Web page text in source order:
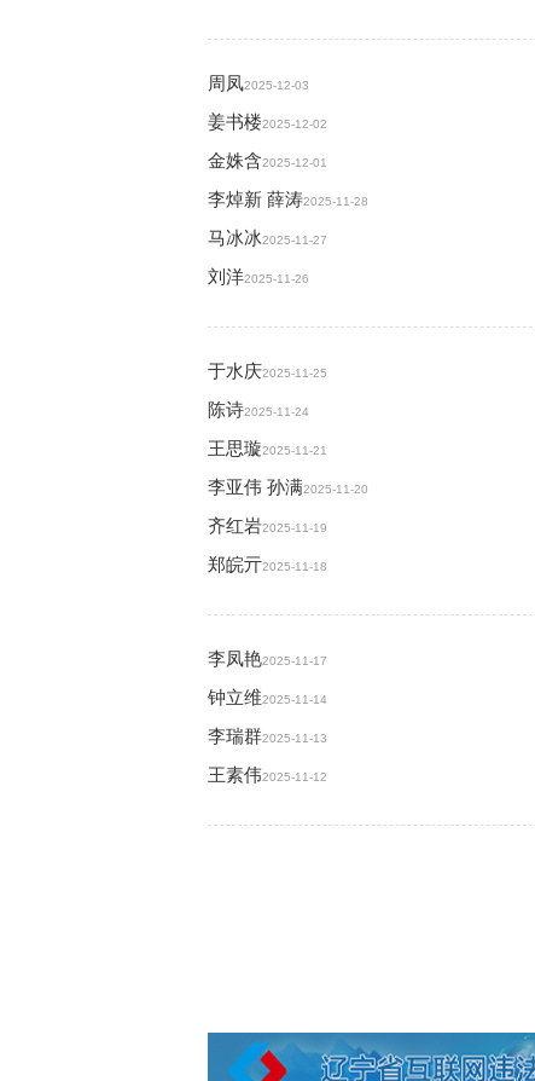
周凤2025-12-03
姜书楼2025-12-02
金姝含2025-12-01
李焯新 薛涛2025-11-28
马冰冰2025-11-27
刘洋2025-11-26
于水庆2025-11-25
陈诗2025-11-24
王思璇2025-11-21
李亚伟 孙满2025-11-20
齐红岩2025-11-19
郑皖亓2025-11-18
李凤艳2025-11-17
钟立维2025-11-14
李瑞群2025-11-13
王素伟2025-11-12